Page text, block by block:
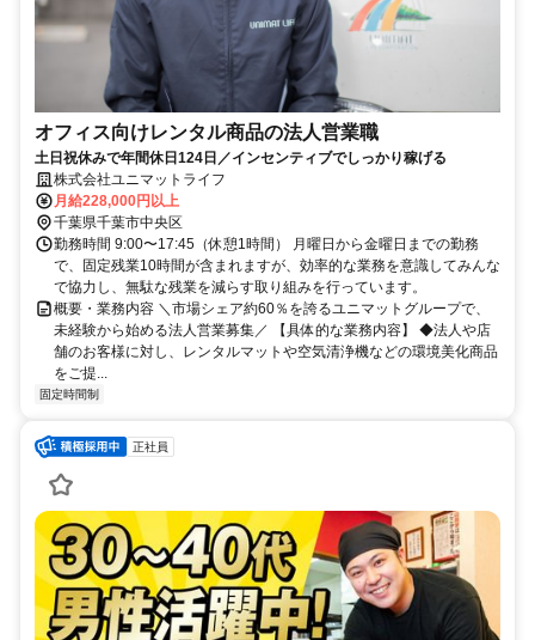
オフィス向けレンタル商品の法人営業職
土日祝休みで年間休日124日／インセンティブでしっかり稼げる
株式会社ユニマットライフ
月給228,000円以上
千葉県千葉市中央区
勤務時間 9:00〜17:45（休憩1時間） 月曜日から金曜日までの勤務
で、固定残業10時間が含まれますが、効率的な業務を意識してみんな
で協力し、無駄な残業を減らす取り組みを行っています。
概要・業務内容 ＼市場シェア約60％を誇るユニマットグループで、
未経験から始める法人営業募集／ 【具体的な業務内容】 ◆法人や店
舗のお客様に対し、レンタルマットや空気清浄機などの環境美化商品
をご提...
固定時間制
正社員